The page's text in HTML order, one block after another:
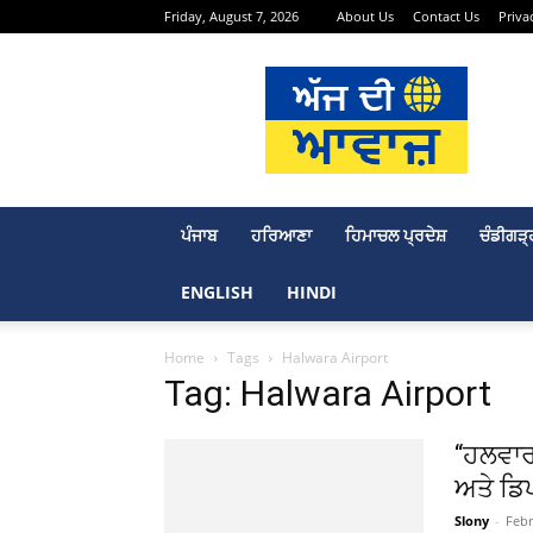
Friday, August 7, 2026 About Us Contact Us
Aj
Di
Awaaj
–
Punjabi
News
Portal
ਪੰਜਾਬ ਹਰਿਆਣਾ ਹਿਮਾਚਲ ਪ੍ਰਦੇਸ਼
ENGLISH HINDI
Home Tags Halwara Airport
Tag: Halwara Airport
ਅਤੇ
Slony -